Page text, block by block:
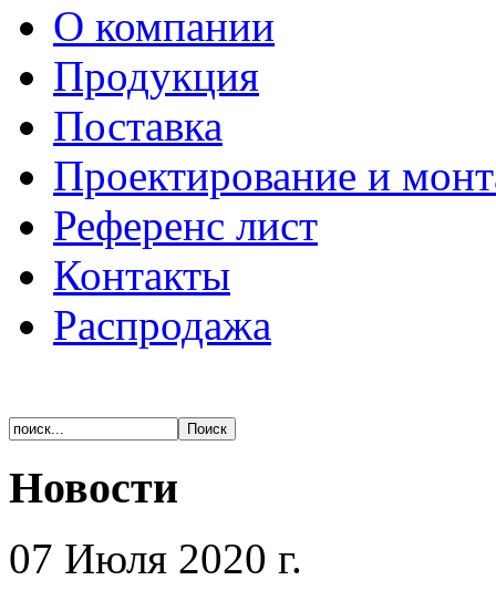
О компании
Продукция
Поставка
Проектирование и
Референс лист
Контакты
Распродажа
Новости
07 Июля 2020 г.